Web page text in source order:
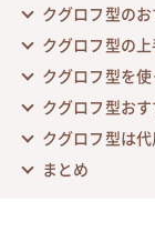
クグロフ型の
クグロフ型の
クグロフ型を
クグロフ型お
クグロフ型は
まとめ